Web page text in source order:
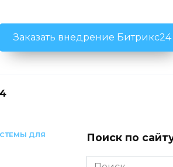
Заказать внедрение Битрикс24
ДЛЯ
Поиск по
Search